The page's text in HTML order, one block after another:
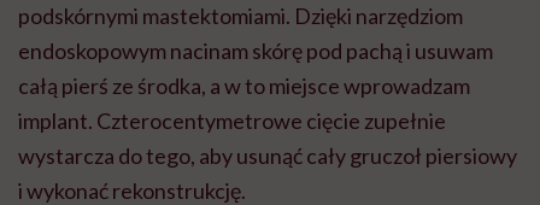
podskórnymi mastektomiami. Dzięki narzędziom
endoskopowym nacinam skórę pod pachą i usuwam
całą pierś ze środka, a w to miejsce wprowadzam
implant. Czterocentymetrowe cięcie zupełnie
wystarcza do tego, aby usunąć cały gruczoł piersiowy
i wykonać rekonstrukcję.